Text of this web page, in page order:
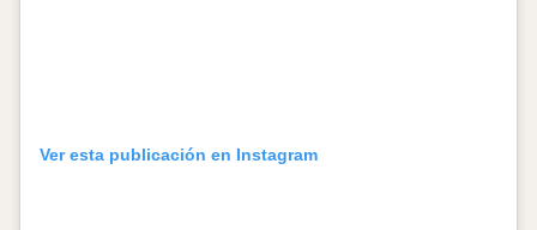
Ver esta publicación en Instagram